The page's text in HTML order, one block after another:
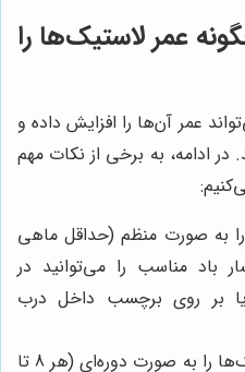
عمر لاستیک‌ها را
عمر آن‌ها را افزایش داده و
در ادامه، به برخی از نکات مهم
به صورت منظم (حداقل ماهی
باد مناسب را می‌توانید در
یا بر روی برچسب داخل درب
لاستیک‌ها را به صورت دوره‌ای (هر 8 تا